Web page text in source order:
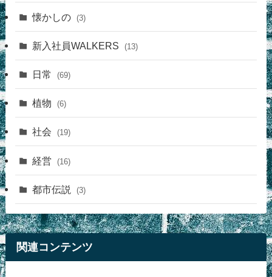
懐かしの (3)
新入社員WALKERS (13)
日常 (69)
植物 (6)
社会 (19)
経営 (16)
都市伝説 (3)
関連コンテンツ